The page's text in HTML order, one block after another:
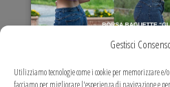
Gestisci
Utilizziamo tecnologie come i cookie per memorizzare
facciamo per migliorare l'esperienza di navigazione e